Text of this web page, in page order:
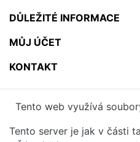
DŮLEŽITÉ INFORMACE
MŮJ ÚČET
KONTAKT
Tento web využívá
Tento server je jak v části